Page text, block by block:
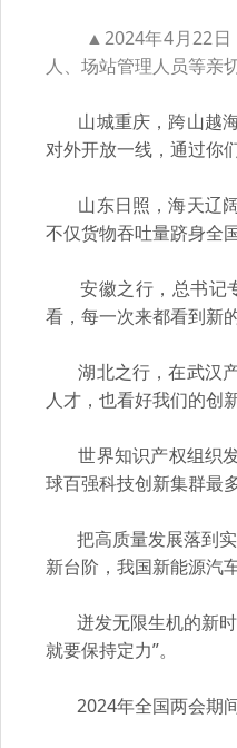
▲2024年4月22日
人、场站管理人员等亲
山城重庆，跨山越海
对外开放一线，通过你
山东日照，海天辽阔
不仅货物吞吐量跻身全
安徽之行，总书记专
看，每一次来都看到新
湖北之行，在武汉产
人才，也看好我们的创
世界知识产权组织发
球百强科技创新集群最
把高质量发展落到实
新台阶，我国新能源汽
迸发无限生机的新时
就要保持定力”。
2024年全国两会期间